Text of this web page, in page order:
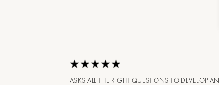
ASKS ALL THE RIGHT QUESTIONS TO DEVELOP AN